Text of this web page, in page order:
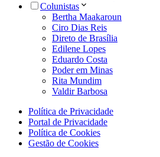
Colunistas
Bertha Maakaroun
Ciro Dias Reis
Direto de Brasília
Edilene Lopes
Eduardo Costa
Poder em Minas
Rita Mundim
Valdir Barbosa
Política de Privacidade
Portal de Privacidade
Política de Cookies
Gestão de Cookies